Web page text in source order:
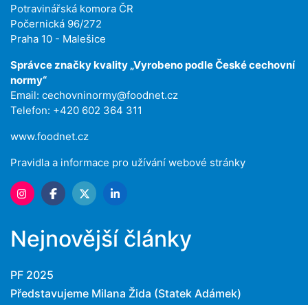
Potravinářská komora ČR
Počernická 96/272
Praha 10 - Malešice
Správce značky kvality „Vyrobeno podle České cechovní
normy“
Email: cechovninormy@foodnet.cz
Telefon: +420 602 364 311
www.foodnet.cz
Pravidla a informace pro užívání webové stránky
Nejnovější články
PF 2025
Představujeme Milana Žida (Statek Adámek)